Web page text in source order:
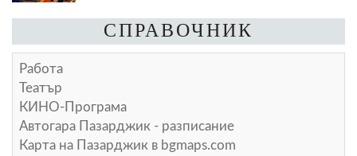
СПРАВОЧНИК
Работа
Театър
КИНО-Програма
Автогара Пазарджик - разписание
Карта на Пазарджик в bgmaps.com